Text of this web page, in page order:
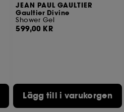
JEAN PAUL GAULTIER
Gaultier Divine
Shower Gel
599,00 KR
Lägg till i varukorgen